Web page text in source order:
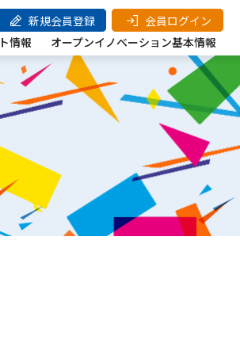
新規会員登録
会員ログイン
情報 オープンイノベーション基本情報